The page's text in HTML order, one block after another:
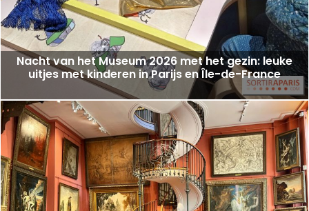
Nacht van het Museum 2026 met het gezin: leuke
uitjes met kinderen in Parijs en Île-de-France